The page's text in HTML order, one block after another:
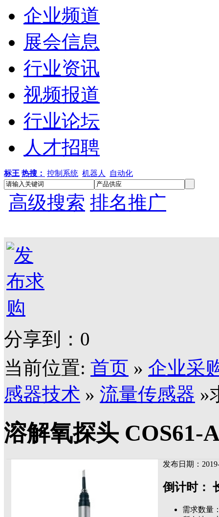
企业频道
展会信息
行业资讯
视频报道
行业论坛
人才招聘
标王 热搜： 控制系统 机器人 自动化
高级搜索 排名推广
分享到： 0
当前位置: 首页 » 企业采
感器技术 » 流量传感器 »
溶解氧探头 COS61-
发布日期：
倒计时：
需求数量